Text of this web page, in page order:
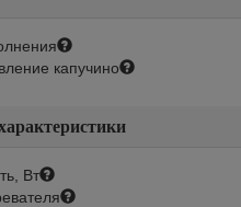
капучино
Вт